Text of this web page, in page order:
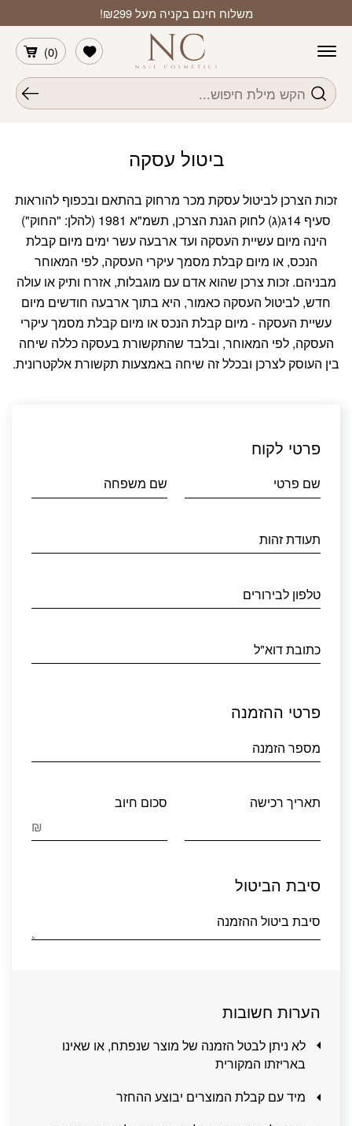
משלוח חינם בקניה מעל ₪299!
חיפוש
(
0
)
הרשימה שלי
ביטול עסקה
זכות הצרכן לביטול עסקת מכר מרחוק בהתאם ובכפוף להוראות
סעיף 14ג(ג) לחוק הגנת הצרכן, תשמ"א 1981 (להלן: "החוק")
הינה מיום עשיית העסקה ועד ארבעה עשר ימים מיום קבלת
הנכס, או מיום קבלת מסמך עיקרי העסקה, לפי המאוחר
מבניהם. זכות צרכן שהוא אדם עם מוגבלות, אזרח ותיק או עולה
חדש, לביטול העסקה כאמור, היא בתוך ארבעה חודשים מיום
עשיית העסקה - מיום קבלת הנכס או מיום קבלת מסמך עיקרי
העסקה, לפי המאוחר, ובלבד שהתקשורת בעסקה כללה שיחה
בין העוסק לצרכן ובכלל זה שיחה באמצעות תקשורת אלקטרונית.
פרטי לקוח
שם פרטי שם משפחה
תעודת זהות
טלפון לבירורים
כתובת דוא"ל
פרטי ההזמנה
מספר הזמנה
תאריך רכישה
סכום חיוב
₪
סיבת הביטול
סיבת ביטול ההזמנה
הערות חשובות
לא ניתן לבטל הזמנה של מוצר שנפתח, או שאינו
באריזתו המקורית
מיד עם קבלת המוצרים יבוצע ההחזר